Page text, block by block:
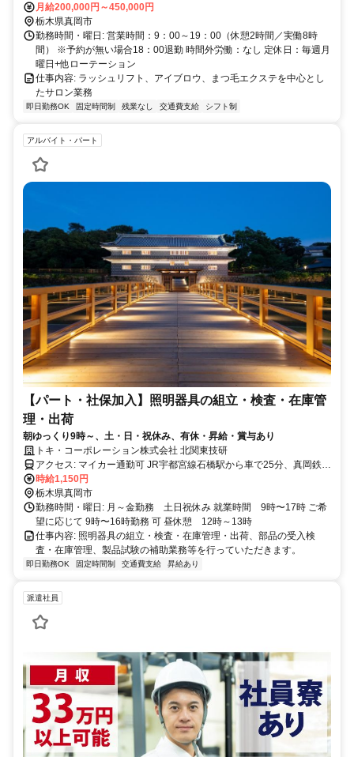
り車で約5分 無料駐車場完備
月給200,000円～450,000円
栃木県真岡市
勤務時間・曜日: 営業時間：9：00～19：00（休憩2時間／実働8時
間） ※予約が無い場合18：00退勤 時間外労働：なし 定休日：毎週月
曜日+他ローテーション
仕事内容: ラッシュリフト、アイブロウ、まつ毛エクステを中心とし
たサロン業務
即日勤務OK 固定時間制 残業なし 交通費支給 シフト制
アルバイト・パート
【パート・社保加入】照明器具の組立・検査・在庫管
理・出荷
朝ゆっくり9時～、土・日・祝休み、有休・昇給・賞与あり
トキ・コーポレーション株式会社 北関東技研
アクセス: マイカー通勤可 JR宇都宮線石橋駅から車で25分、真岡鉄道
真岡駅から車で3分
時給1,150円
栃木県真岡市
勤務時間・曜日: 月～金勤務 土日祝休み 就業時間 9時〜17時 ご希
望に応じて 9時〜16時勤務 可 昼休憩 12時～13時
仕事内容: 照明器具の組立・検査・在庫管理・出荷、部品の受入検
査・在庫管理、製品試験の補助業務等を行っていただきます。
即日勤務OK 固定時間制 交通費支給 昇給あり
派遣社員